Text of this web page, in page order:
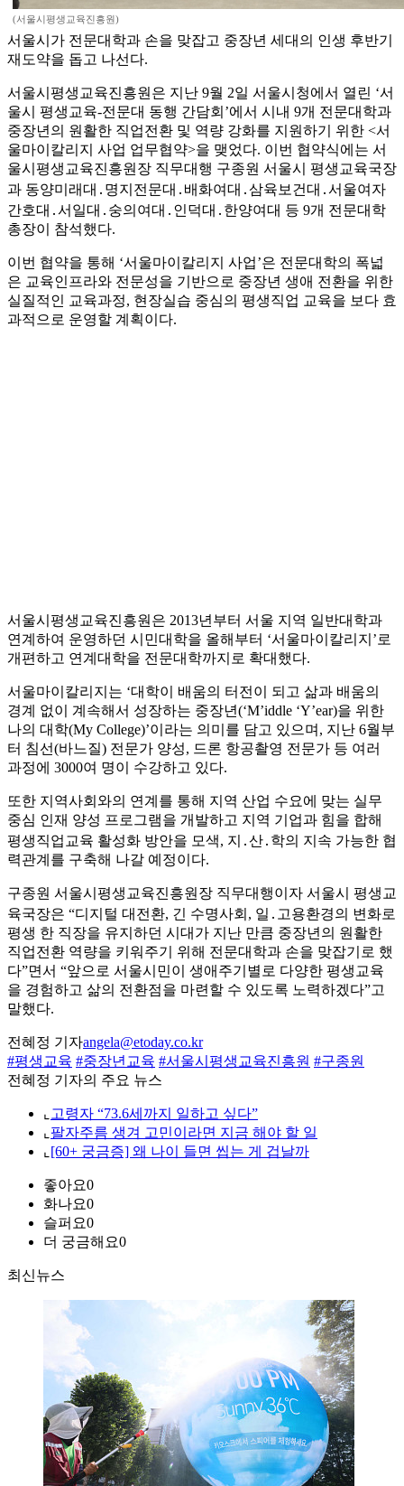
(서울시평생교육진흥원)
서울시가 전문대학과 손을 맞잡고 중장년 세대의 인생 후반기
재도약을 돕고 나선다.
서울시평생교육진흥원은 지난 9월 2일 서울시청에서 열린 ‘서
울시 평생교육-전문대 동행 간담회’에서 시내 9개 전문대학과
중장년의 원활한 직업전환 및 역량 강화를 지원하기 위한 <서
울마이칼리지 사업 업무협약>을 맺었다. 이번 협약식에는 서
울시평생교육진흥원장 직무대행 구종원 서울시 평생교육국장
과 동양미래대․명지전문대․배화여대․삼육보건대․서울여자
간호대․서일대․숭의여대․인덕대․한양여대 등 9개 전문대학
총장이 참석했다.
이번 협약을 통해 ‘서울마이칼리지 사업’은 전문대학의 폭넓
은 교육인프라와 전문성을 기반으로 중장년 생애 전환을 위한
실질적인 교육과정, 현장실습 중심의 평생직업 교육을 보다 효
과적으로 운영할 계획이다.
서울시평생교육진흥원은 2013년부터 서울 지역 일반대학과
연계하여 운영하던 시민대학을 올해부터 ‘서울마이칼리지’로
개편하고 연계대학을 전문대학까지로 확대했다.
서울마이칼리지는 ‘대학이 배움의 터전이 되고 삶과 배움의
경계 없이 계속해서 성장하는 중장년(‘M’iddle ‘Y’ear)을 위한
나의 대학(My College)’이라는 의미를 담고 있으며, 지난 6월부
터 침선(바느질) 전문가 양성, 드론 항공촬영 전문가 등 여러
과정에 3000여 명이 수강하고 있다.
또한 지역사회와의 연계를 통해 지역 산업 수요에 맞는 실무
중심 인재 양성 프로그램을 개발하고 지역 기업과 힘을 합해
평생직업교육 활성화 방안을 모색, 지․산․학의 지속 가능한 협
력관계를 구축해 나갈 예정이다.
구종원 서울시평생교육진흥원장 직무대행이자 서울시 평생교
육국장은 “디지털 대전환, 긴 수명사회, 일․고용환경의 변화로
평생 한 직장을 유지하던 시대가 지난 만큼 중장년의 원활한
직업전환 역량을 키워주기 위해 전문대학과 손을 맞잡기로 했
다”면서 “앞으로 서울시민이 생애주기별로 다양한 평생교육
을 경험하고 삶의 전환점을 마련할 수 있도록 노력하겠다”고
말했다.
전혜정 기자angela@etoday.co.kr
#평생교육 #중장년교육 #서울시평생교육진흥원 #구종원
전혜정 기자의 주요 뉴스
⌞ 고령자 “73.6세까지 일하고 싶다”
⌞ 팔자주름 생겨 고민이라면 지금 해야 할 일
⌞ [60+ 궁금증] 왜 나이 들면 씹는 게 겁날까
좋아요0
화나요0
슬퍼요0
더 궁금해요0
최신뉴스